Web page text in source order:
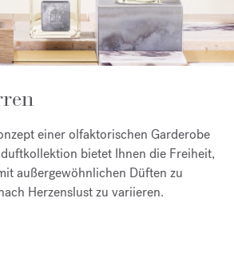
einer olfaktorischen Garderobe
bietet Ihnen die Freiheit,
außergewöhnlichen Düften zu
Herzenslust zu variieren.